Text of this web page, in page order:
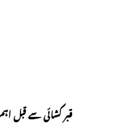
قبر کشائی سے قبل